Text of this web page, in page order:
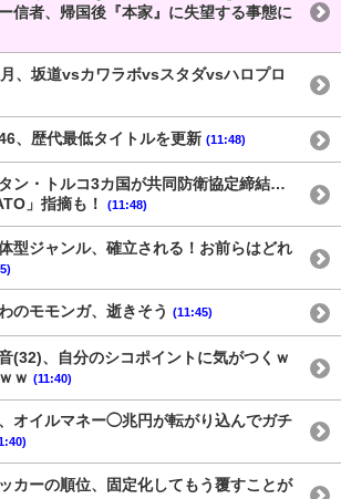
信者、帰国後『本家』に失望する事態に
月、坂道vsカワラボvsスタダvsハロプロ
、歴代最低タイトルを更新 (11:48)
ン・トルコ3カ国が共同防衛協定締結…
」指摘も！
(11:48)
型ジャンル、確立される！お前らはどれ
のモモンガ、逝きそう (11:45)
(32)、自分のシコポイントに気がつくｗ
ｗ (11:40)
、オイルマネー◯兆円が転がり込んでガチ
カーの順位、固定化してもう覆すことが